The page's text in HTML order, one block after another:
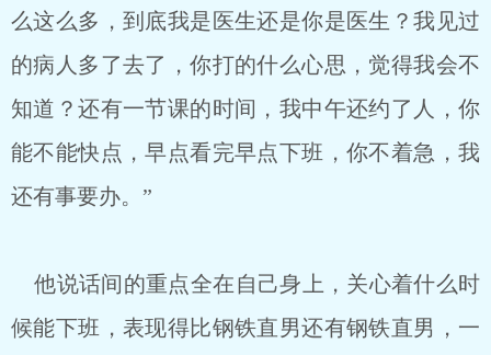
么这么多，到底我是医生还是你是医生？我见过
的病人多了去了，你打的什么心思，觉得我会不
知道？还有一节课的时间，我中午还约了人，你
能不能快点，早点看完早点下班，你不着急，我
还有事要办。”
他说话间的重点全在自己身上，关心着什么时
候能下班，表现得比钢铁直男还有钢铁直男，一